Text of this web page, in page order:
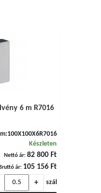
6 m R7016
100X100X6R7016
Készleten
Nettó ár: 82 800 Ft
Bruttó ár: 105 156 Ft
+ szál